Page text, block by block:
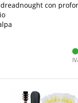
con
Sunburst, lucido
corde di ricambio,